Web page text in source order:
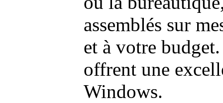
assemblés sur
et à votre
offrent une
Windows.